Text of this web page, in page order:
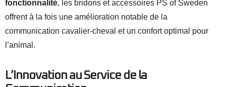
fonctionnalité, les bridons et accessoires PS of Sweden
offrent à la fois une amélioration notable de la
communication cavalier-cheval et un confort optimal pour
l’animal.
L’Innovation au Service de la